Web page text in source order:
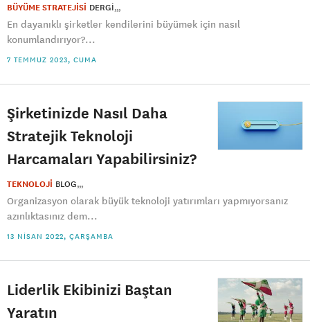
BÜYÜME STRATEJİSİ DERGI
En dayanıklı şirketler kendilerini büyümek için nasıl
konumlandırıyor?...
7 TEMMUZ 2023, CUMA
Şirketinizde Nasıl Daha
Stratejik Teknoloji
Harcamaları Yapabilirsiniz?
TEKNOLOJİ BLOG
Organizasyon olarak büyük teknoloji yatırımları yapmıyorsanız
azınlıktasınız dem...
13 NISAN 2022, ÇARŞAMBA
Liderlik Ekibinizi Baştan
Yaratın